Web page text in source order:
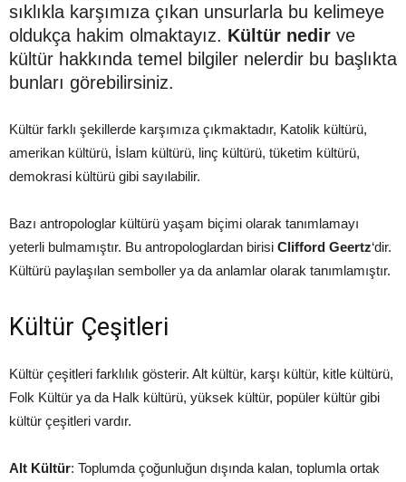
sıklıkla karşımıza çıkan unsurlarla bu kelimeye
oldukça hakim olmaktayız. Kültür nedir ve
kültür hakkında temel bilgiler nelerdir bu başlıkta
bunları görebilirsiniz.
Kültür farklı şekillerde karşımıza çıkmaktadır, Katolik kültürü,
amerikan kültürü, İslam kültürü, linç kültürü, tüketim kültürü,
demokrasi kültürü gibi sayılabilir.
Bazı antropologlar kültürü yaşam biçimi olarak tanımlamayı
yeterli bulmamıştır. Bu antropologlardan birisi Clifford Geertz‘dir.
Kültürü paylaşılan semboller ya da anlamlar olarak tanımlamıştır.
Kültür Çeşitleri
Kültür çeşitleri farklılık gösterir. Alt kültür, karşı kültür, kitle kültürü,
Folk Kültür ya da Halk kültürü, yüksek kültür, popüler kültür gibi
kültür çeşitleri vardır.
Alt Kültür: Toplumda çoğunluğun dışında kalan, toplumla ortak